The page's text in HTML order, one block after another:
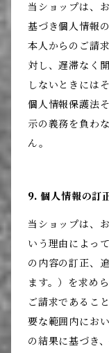
当ショップは、
基づき個人情報
本人からのご請
対し、遅滞なく
しないときには
個人情報保護法
示の義務を負わ
ん。
9. 個人情報の訂
当ショップは、
いう理由によっ
の内容の訂正、
ます。）を求め
ご請求であるこ
要な範囲内にお
の結果に基づき